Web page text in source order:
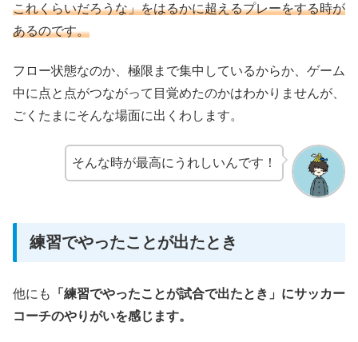
これくらいだろうな」をはるかに超えるプレーをする時が
あるのです。
フロー状態なのか、極限まで集中しているからか、ゲーム
中に点と点がつながって目覚めたのかはわかりませんが、
ごくたまにそんな場面に出くわします。
そんな時が最高にうれしいんです！
練習でやったことが出たとき
他にも
「練習でやったことが試合で出たとき」にサッカー
コーチのやりがいを感じます。